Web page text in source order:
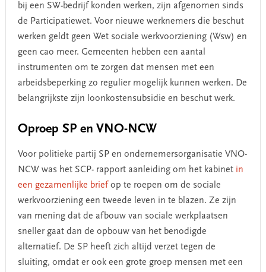
bij een SW-bedrijf konden werken, zijn afgenomen sinds
de Participatiewet. Voor nieuwe werknemers die beschut
werken geldt geen Wet sociale werkvoorziening (Wsw) en
geen cao meer. Gemeenten hebben een aantal
instrumenten om te zorgen dat mensen met een
arbeidsbeperking zo regulier mogelijk kunnen werken. De
belangrijkste zijn loonkostensubsidie en beschut werk.
Oproep SP en VNO-NCW
Voor politieke partij SP en ondernemersorganisatie VNO-
NCW was het SCP- rapport aanleiding om het kabinet in
een gezamenlijke briefop te roepen om de sociale
werkvoorziening een tweede leven in te blazen. Ze zijn
van mening dat de afbouw van sociale werkplaatsen
sneller gaat dan de opbouw van het benodigde
alternatief. De SP heeft zich altijd verzet tegen de
sluiting, omdat er ook een grote groep mensen met een